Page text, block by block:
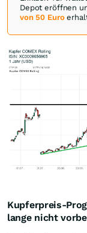
Depot eröffnen
von 50 Euro
Kupferpreis-
lange nicht